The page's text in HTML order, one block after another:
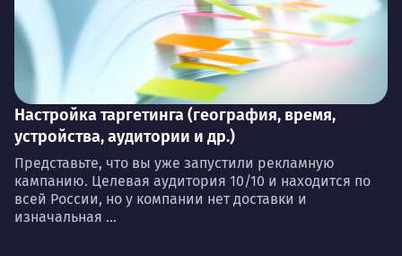
Настройка таргетинга (география, время,
устройства, аудитории и др.)
Представьте, что вы уже запустили рекламную
кампанию. Целевая аудитория 10/10 и находится по
всей России, но у компании нет доставки и
изначальная ...